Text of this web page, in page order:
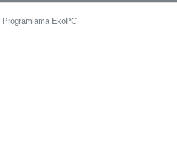
Programlama EkoPC